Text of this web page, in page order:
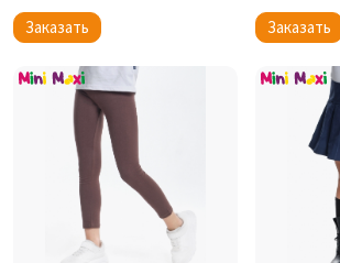
Заказать Заказать